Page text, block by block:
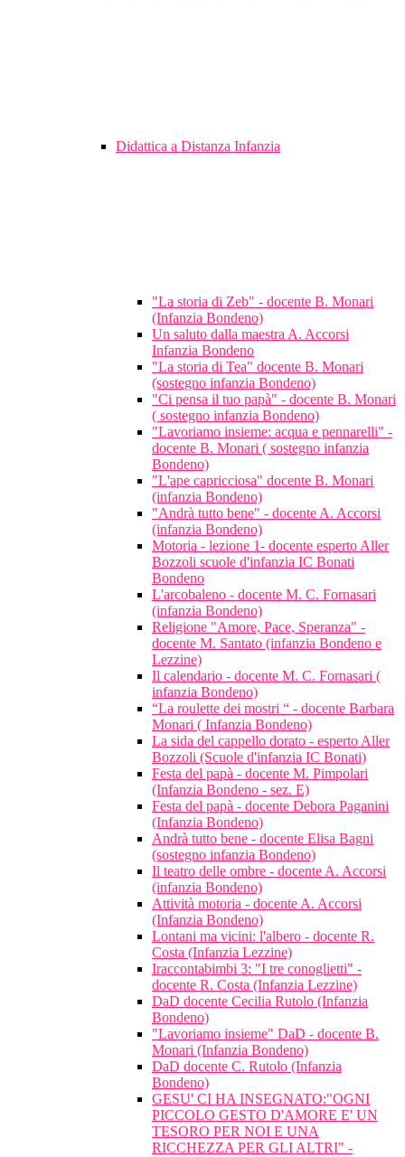
Didattica a Distanza Infanzia
"La storia di Zeb" - docente B. Monari
(Infanzia Bondeno)
Un saluto dalla maestra A. Accorsi
Infanzia Bondeno
"La storia di Tea" docente B. Monari
(sostegno infanzia Bondeno)
"Ci pensa il tuo papà" - docente B. Monari
( sostegno infanzia Bondeno)
"Lavoriamo insieme: acqua e pennarelli" -
docente B. Monari ( sostegno infanzia
Bondeno)
"L'ape capricciosa" docente B. Monari
(infanzia Bondeno)
"Andrà tutto bene" - docente A. Accorsi
(infanzia Bondeno)
Motoria - lezione 1- docente esperto Aller
Bozzoli scuole d'infanzia IC Bonati
Bondeno
L'arcobaleno - docente M. C. Fornasari
(infanzia Bondeno)
Religione "Amore, Pace, Speranza" -
docente M. Santato (infanzia Bondeno e
Lezzine)
Il calendario - docente M. C. Fornasari (
infanzia Bondeno)
“La roulette dei mostri “ - docente Barbara
Monari ( Infanzia Bondeno)
La sida del cappello dorato - esperto Aller
Bozzoli (Scuole d'infanzia IC Bonati)
Festa del papà - docente M. Pimpolari
(Infanzia Bondeno - sez. E)
Festa del papà - docente Debora Paganini
(Infanzia Bondeno)
Andrà tutto bene - docente Elisa Bagni
(sostegno infanzia Bondeno)
Il teatro delle ombre - docente A. Accorsi
(infanzia Bondeno)
Attività motoria - docente A. Accorsi
(Infanzia Bondeno)
Lontani ma vicini: l'albero - docente R.
Costa (Infanzia Lezzine)
Iraccontabimbi 3: "I tre conoglietti" -
docente R. Costa (Infanzia Lezzine)
DaD docente Cecilia Rutolo (Infanzia
Bondeno)
"Lavoriamo insieme" DaD - docente B.
Monari (Infanzia Bondeno)
DaD docente C. Rutolo (Infanzia
Bondeno)
GESU' CI HA INSEGNATO:"OGNI
PICCOLO GESTO D'AMORE E' UN
TESORO PER NOI E UNA
RICCHEZZA PER GLI ALTRI" -